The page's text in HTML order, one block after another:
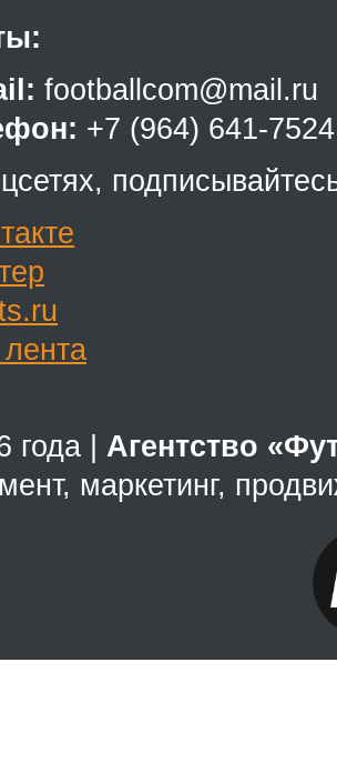
footballcom@mail.ru
+7 (964) 641-7524
года | Агентство
маркетинг,